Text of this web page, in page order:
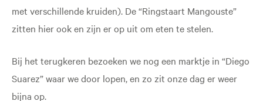
met verschillende kruiden). De “Ringstaart Mangouste”
zitten hier ook en zijn er op uit om eten te stelen.
Bij het terugkeren bezoeken we nog een marktje in “Diego
Suarez” waar we door lopen, en zo zit onze dag er weer
bijna op.